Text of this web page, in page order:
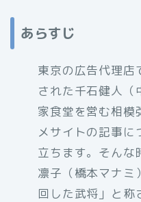
あらすじ
東京の広告代理店
された千石健人（
家食堂を営む相模
メサイトの記事に
立ちます。そんな
凛子（橋本マナミ
回した武将」と称